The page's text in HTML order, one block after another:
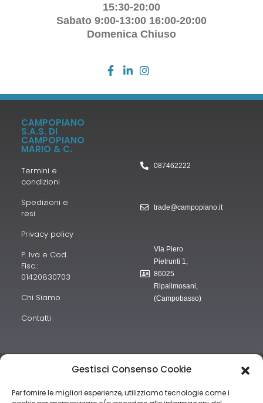
Gestisci Consenso Cookie
Per fornire le migliori esperienze, utilizziamo tecnologie come i
15:30-20:00
Sabato 9:00-13:00 16:00-20:00
Domenica Chiuso
CAMPOPIANO
S.A.S. DI
CAMPOPIANO
MARIO & C.
Termini e
condizioni
Spedizioni e
resi
Privacy policy
P. Iva e Cod.
Fisc.:
01420830703
Chi Siamo
Contatti
087462222
trade@campopiano.it
Via Piero
Pietrunti 1,
86025
Ripalimosani,
(Campobasso)
“obblighi informativi per le erogazioni pubbliche: gli aiuti di Stato e
Registro nazionale degli aiuti di Stato di cui all’art. 52 della L.